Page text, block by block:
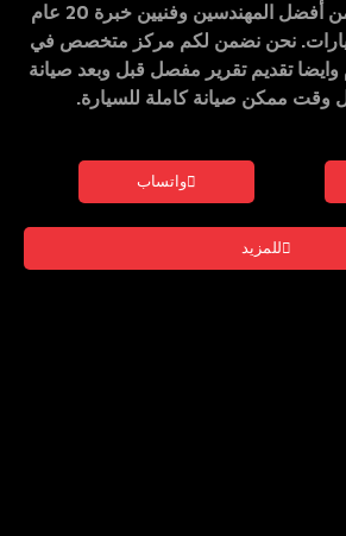
مكون من مجموعة من أفضل المهندسين وفنيين خبرة 20 عام
نحن نضمن لكم مركز متخصص في
وايضا تقديم تقرير مفصل قبل وبعد صيانة
وقت ممكن صيانة كاملة للسيارة.
واتساب
للمزيد